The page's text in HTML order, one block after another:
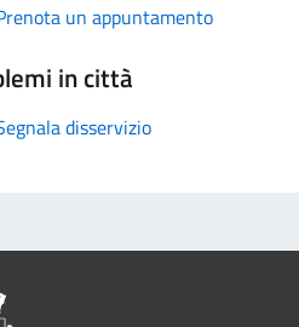
un appuntamento
in città
disservizio